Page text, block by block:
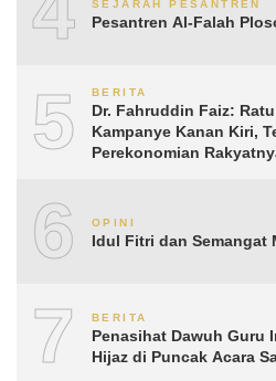
SEJARAH PESANTREN
Pesantren Al-Falah
5 BERITA
Dr. Fahruddin Faiz:
Kampanye Kanan Kiri,
Perekonomian
6 OPINI
Idul Fitri dan Semangat
7 BERITA
Penasihat Dawuh Guru
Hijaz di Puncak Acara